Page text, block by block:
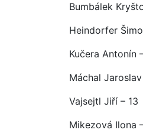
Bumbálek
Heindorfer
Kučera Antonín
Máchal Jaroslav
Vajsejtl Jiří – 13
Mikezová Ilona